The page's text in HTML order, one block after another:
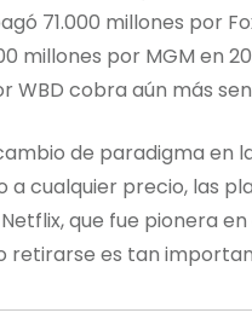
71.000 millones por
millones por MGM en
WBD cobra aún más
de paradigma en
cualquier precio, las
que fue pionera
retirarse es tan